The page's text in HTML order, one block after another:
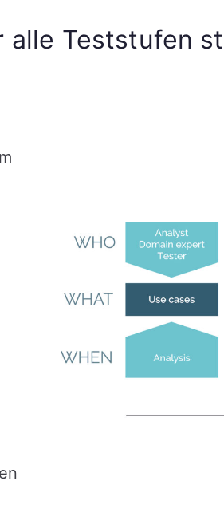
Teststufen